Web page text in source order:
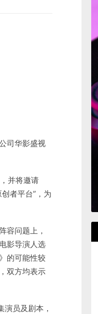
司华影盛视
并将邀请
者平台”，为
容问题上，
影导演人选
的可能性较
双方均表示
员及剧本，